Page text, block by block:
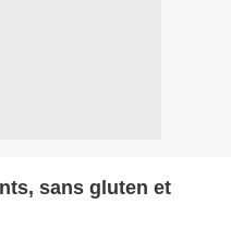
sans gluten et